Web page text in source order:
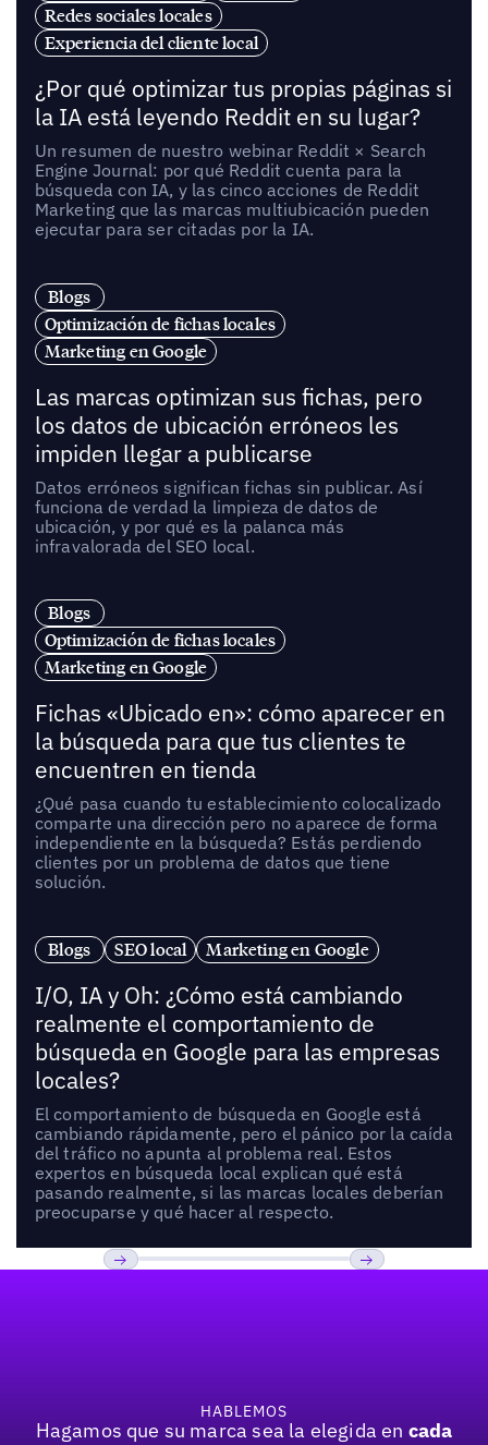
Redes sociales locales
Experiencia del cliente local
¿Por qué optimizar tus propias páginas si
la IA está leyendo Reddit en su lugar?
Un resumen de nuestro webinar Reddit × Search
Engine Journal: por qué Reddit cuenta para la
búsqueda con IA, y las cinco acciones de Reddit
Marketing que las marcas multiubicación pueden
ejecutar para ser citadas por la IA.
Blogs
Optimización de fichas locales
Marketing en Google
Las marcas optimizan sus fichas, pero
los datos de ubicación erróneos les
impiden llegar a publicarse
Datos erróneos significan fichas sin publicar. Así
funciona de verdad la limpieza de datos de
ubicación, y por qué es la palanca más
infravalorada del SEO local.
Blogs
Optimización de fichas locales
Marketing en Google
Fichas «Ubicado en»: cómo aparecer en
la búsqueda para que tus clientes te
encuentren en tienda
¿Qué pasa cuando tu establecimiento colocalizado
comparte una dirección pero no aparece de forma
independiente en la búsqueda? Estás perdiendo
clientes por un problema de datos que tiene
solución.
Blogs SEO local Marketing en Google
I/O, IA y Oh: ¿Cómo está cambiando
realmente el comportamiento de
búsqueda en Google para las empresas
locales?
El comportamiento de búsqueda en Google está
cambiando rápidamente, pero el pánico por la caída
del tráfico no apunta al problema real. Estos
expertos en búsqueda local explican qué está
pasando realmente, si las marcas locales deberían
preocuparse y qué hacer al respecto.
HABLEMOS
Hagamos que su marca sea la elegida en cada